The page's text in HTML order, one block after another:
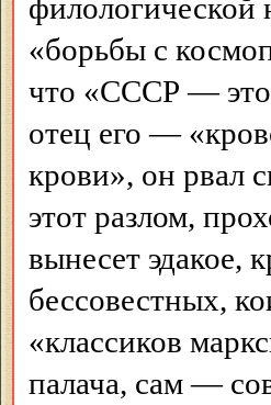
филологической
«борьбы с
что «СССР — это
отец его —
крови», он рвал
этот разлом,
вынесет эдакое,
бессовестных,
«классиков
палача, сам —